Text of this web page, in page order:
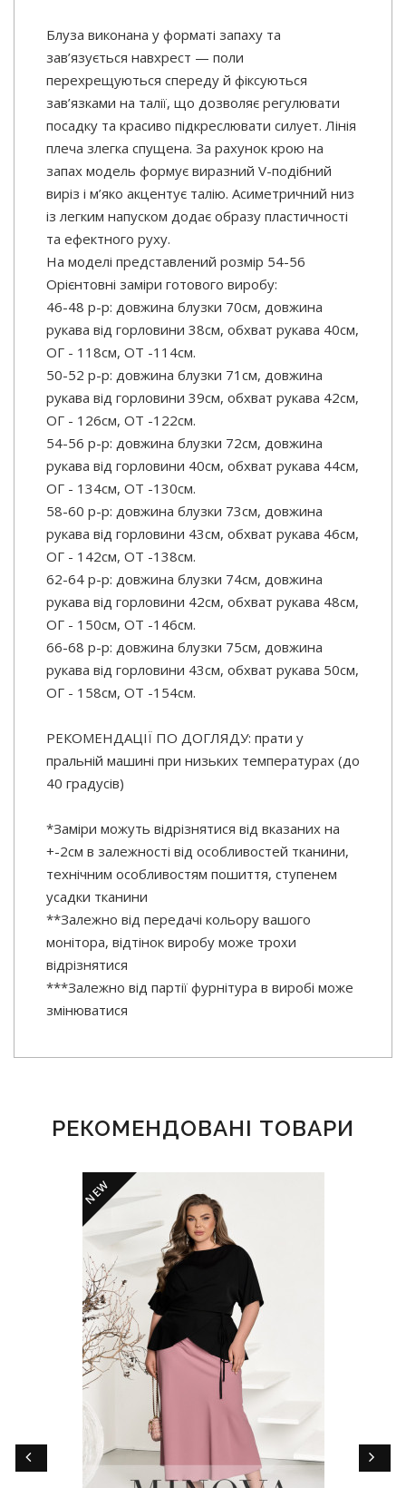
Блуза виконана у форматі запаху та
зав’язується навхрест — поли
перехрещуються спереду й фіксуються
зав’язками на талії, що дозволяє регулювати
посадку та красиво підкреслювати силует. Лінія
плеча злегка спущена. За рахунок крою на
запах модель формує виразний V-подібний
виріз і м’яко акцентує талію. Асиметричний низ
із легким напуском додає образу пластичності
та ефектного руху.
На моделі представлений розмір 54-56
Орієнтовні заміри готового виробу:
46-48 р-р: довжина блузки 70см, довжина
рукава від горловини 38см, обхват рукава 40см,
ОГ - 118см, ОТ -114см.
50-52 р-р: довжина блузки 71см, довжина
рукава від горловини 39см, обхват рукава 42см,
ОГ - 126см, ОТ -122см.
54-56 р-р: довжина блузки 72см, довжина
рукава від горловини 40см, обхват рукава 44см,
ОГ - 134см, ОТ -130см.
58-60 р-р: довжина блузки 73см, довжина
рукава від горловини 43см, обхват рукава 46см,
ОГ - 142см, ОТ -138см.
62-64 р-р: довжина блузки 74см, довжина
рукава від горловини 42см, обхват рукава 48см,
ОГ - 150см, ОТ -146см.
66-68 р-р: довжина блузки 75см, довжина
рукава від горловини 43см, обхват рукава 50см,
ОГ - 158см, ОТ -154см.
РЕКОМЕНДАЦІЇ ПО ДОГЛЯДУ: прати у
пральній машині при низьких температурах (до
40 градусів)
*Заміри можуть відрізнятися від вказаних на
+-2см в залежності від особливостей тканини,
технічним особливостям пошиття, ступенем
усадки тканини
**Залежно від передачі кольору вашого
монітора, відтінок виробу може трохи
відрізнятися
***Залежно від партії фурнітура в виробі може
змінюватися
РЕКОМЕНДОВАНІ ТОВАРИ
NEW